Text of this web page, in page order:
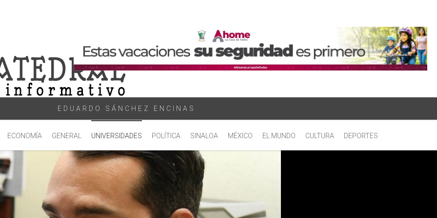
EDUARDO SÁNCHEZ ENCINAS
ECONOMÍA GENERAL UNIVERSIDADES POLÍTICA SINALOA MÉXICO EL MUNDO CULTURA DEPORTES